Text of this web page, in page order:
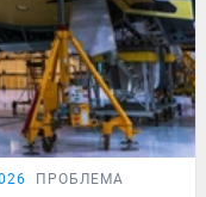
ПРОБЛЕМА